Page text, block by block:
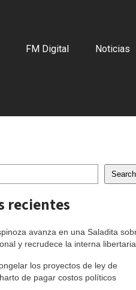
FM Digital Noticias
Search
recientes
avanza en una Saladita
y recrudece la interna libertaria
los proyectos de ley de
de pagar costos políticos